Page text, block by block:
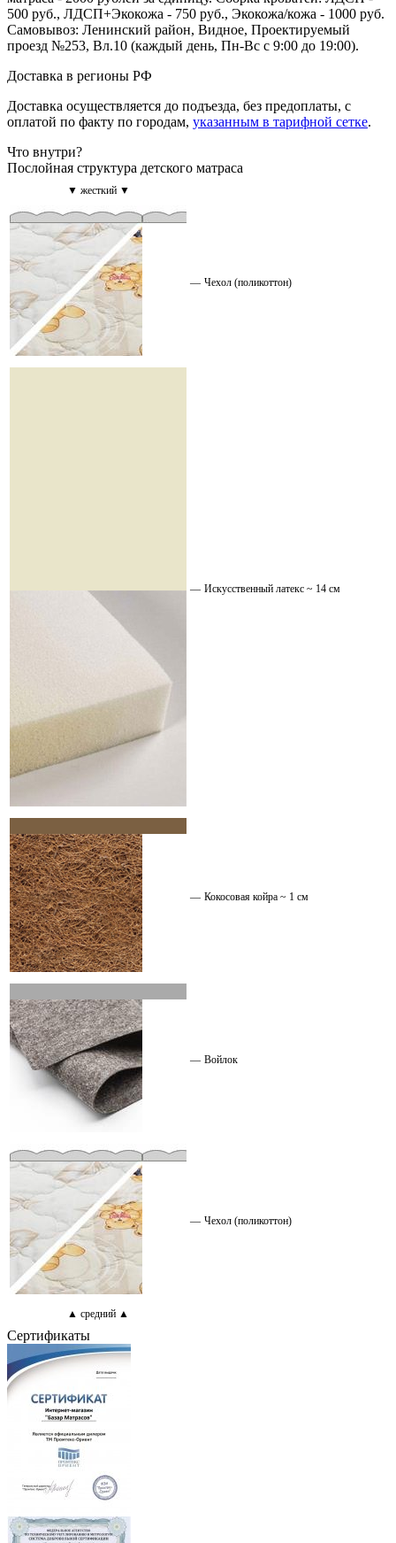
500 руб., ЛДСП+Экокожа - 750 руб., Экокожа/кожа - 1000 руб.
Самовывоз: Ленинский район, Видное, Проектируемый
проезд №253, Вл.10 (каждый день, Пн-Вс с 9:00 до 19:00).
Доставка в регионы РФ
Доставка осуществляется до подъезда, без предоплаты, с
оплатой по факту по городам, указанным в тарифной сетке.
Что внутри?
Послойная структура детского матраса
▼ жесткий ▼
— Чехол (поликоттон)
— Искусственный латекс ~ 14 см
— Кокосовая койра ~ 1 см
— Войлок
— Чехол (поликоттон)
▲ средний ▲
Сертификаты